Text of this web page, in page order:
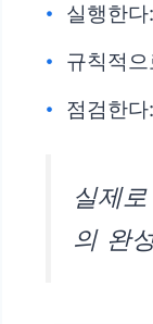
실행한
규칙적
점검한
실제
의 완